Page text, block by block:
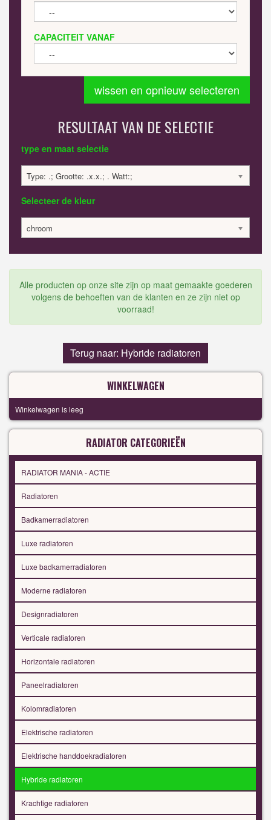
CAPACITEIT VANAF
wissen en opnieuw selecteren
RESULTAAT VAN DE SELECTIE
type en maat selectie
Type: .; Grootte: .x.x.; . Watt:;
Selecteer de kleur
chroom
Alle producten op onze site zijn op maat gemaakte goederen
volgens de behoeften van de klanten en ze zijn niet op
voorraad!
Terug naar: Hybride radiatoren
WINKELWAGEN
Winkelwagen is leeg
RADIATOR CATEGORIEËN
RADIATOR MANIA - ACTIE
Radiatoren
Badkamerradiatoren
Luxe radiatoren
Luxe badkamerradiatoren
Moderne radiatoren
Designradiatoren
Verticale radiatoren
Horizontale radiatoren
Paneelradiatoren
Kolomradiatoren
Elektrische radiatoren
Elektrische handdoekradiatoren
Hybride radiatoren
Krachtige radiatoren